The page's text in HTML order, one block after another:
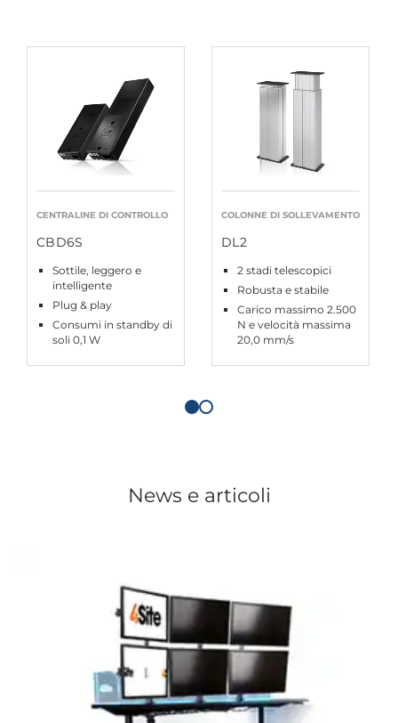
CENTRALINE DI CONTROLLO
CBD6S
Sottile, leggero e
intelligente
Plug & play
Consumi in standby di
soli 0,1 W
COLONNE DI SOLLEVAMENTO
DL2
2 stadi telescopici
Robusta e stabile
Carico massimo 2.500
N e velocità massima
20,0 mm/s
News e articoli